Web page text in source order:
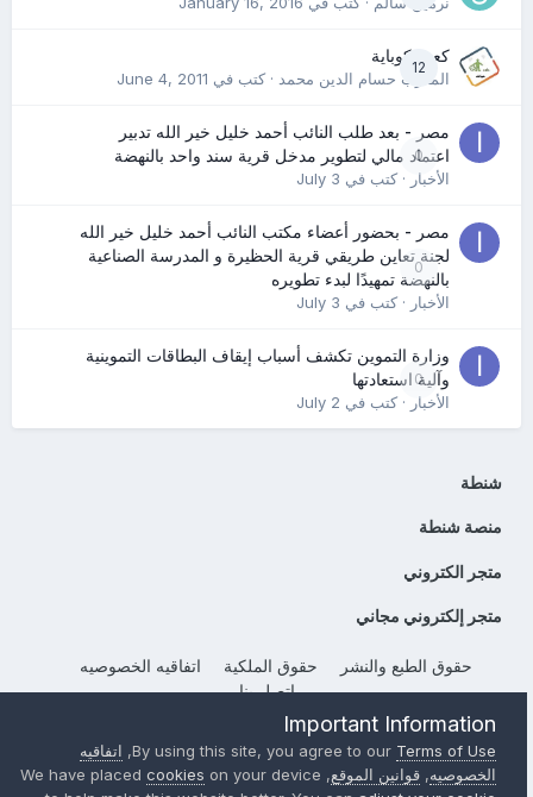
12
كعب كوباية
المدرب حسام الدين محمد· كتب في June 4, 2011
0
مصر - بعد طلب النائب أحمد خليل خير الله تدبير
اعتماد مالي لتطوير مدخل قرية سند واحد بالنهضة
الأخبار· كتب في July 3
0
مصر - بحضور أعضاء مكتب النائب أحمد خليل خير الله
لجنة تعاين طريقي قرية الحظيرة و المدرسة الصناعية
بالنهضة تمهيدًا لبدء تطويره
الأخبار· كتب في July 3
0
وزارة التموين تكشف أسباب إيقاف البطاقات التموينية
وآلية استعادتها
الأخبار· كتب في July 2
شنطة
منصة شنطة
متجر الكتروني
متجر إلكتروني مجاني
حقوق الطبع والنشر حقوق الملكية
اتفاقيه الخصوصيه
إتصل بنا
Powered by Invision CommunityImportant Information
By using this site, you agree to ourTerms of Use
, اتفاقيه
الخصوصيه, قوانين الموقع, We have placed
cookies on your device